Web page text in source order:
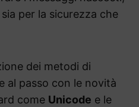
per la sicurezza che
dei metodi di
al passo con le novità
come Unicode e le